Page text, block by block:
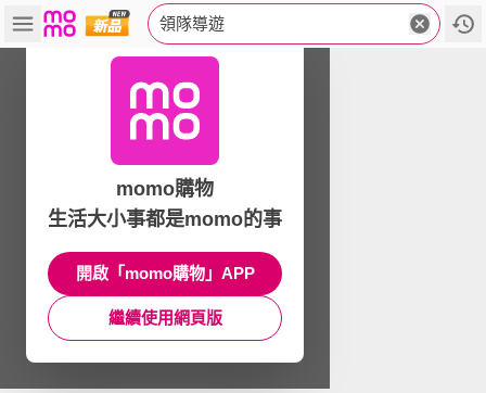
領隊導遊
momo購物
生活大小事都是momo的事
開啟「momo購物」APP
繼續使用網頁版